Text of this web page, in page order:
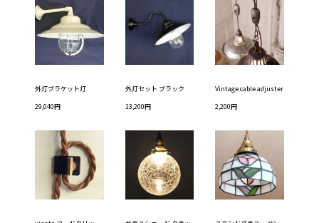
外灯ブラケット灯
29,040円
外灯セット ブラック
13,200円
Vintage cable adjuster
2,200円